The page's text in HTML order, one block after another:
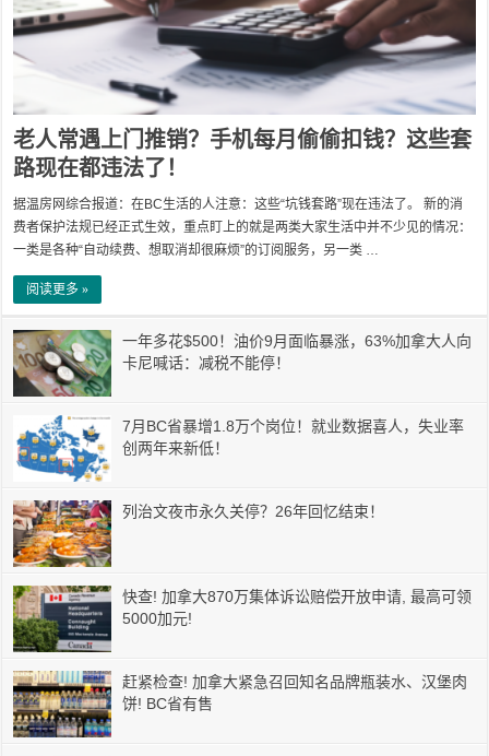
老人常遇上门推销？手机每月偷偷扣钱？这些套
路现在都违法了！
据温房网综合报道：在BC生活的人注意：这些“坑钱套路”现在违法了。 新的消
费者保护法规已经正式生效，重点盯上的就是两类大家生活中并不少见的情况：
一类是各种“自动续费、想取消却很麻烦”的订阅服务，另一类 …
阅读更多 »
一年多花$500！油价9月面临暴涨，63%加拿大人向
卡尼喊话：减税不能停！
7月BC省暴增1.8万个岗位！就业数据喜人，失业率
创两年来新低！
列治文夜市永久关停？26年回忆结束！
快查! 加拿大870万集体诉讼赔偿开放申请, 最高可领
5000加元!
赶紧检查! 加拿大紧急召回知名品牌瓶装水、汉堡肉
饼! BC省有售